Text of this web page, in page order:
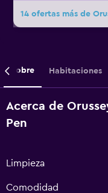
14 ofertas más de
Sobre Habitaciones
Acerca de
Pen
Limpieza
Comodidad